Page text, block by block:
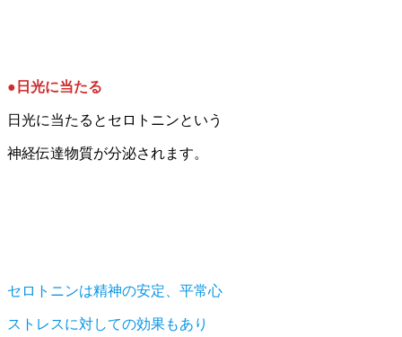
●日光に当たる
日光に当たるとセロトニンという
神経伝達物質が分泌されます。
セロトニンは精神の安定、平常心
ストレスに対しての効果もあり